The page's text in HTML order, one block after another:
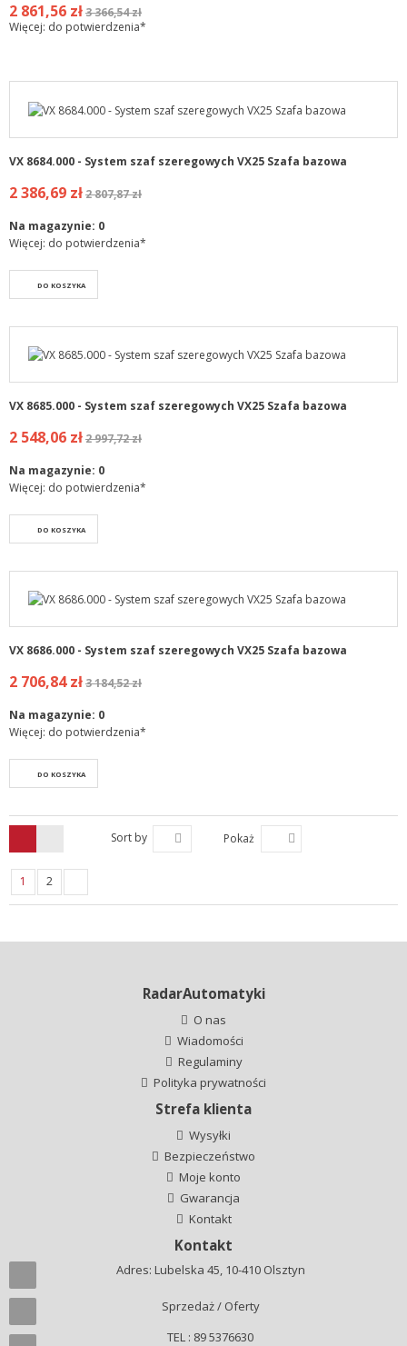
2 861,56 zł3 366,54 zł
Więcej: do potwierdzenia*
VX 8684.000 - System szaf szeregowych VX25 Szafa bazowa
2 386,69 zł2 807,87 zł
Na magazynie: 0
Więcej: do potwierdzenia*
DO KOSZYKA
VX 8685.000 - System szaf szeregowych VX25 Szafa bazowa
2 548,06 zł2 997,72 zł
Na magazynie: 0
Więcej: do potwierdzenia*
DO KOSZYKA
VX 8686.000 - System szaf szeregowych VX25 Szafa bazowa
2 706,84 zł3 184,52 zł
Na magazynie: 0
Więcej: do potwierdzenia*
DO KOSZYKA
Sort by Pokaż
1 2
RadarAutomatyki
O nas
Wiadomości
Regulaminy
Polityka prywatności
Strefa klienta
Wysyłki
Bezpieczeństwo
Moje konto
Gwarancja
Kontakt
Kontakt
Adres: Lubelska 45, 10-410 Olsztyn
Sprzedaż / Oferty
TEL : 89 5376630